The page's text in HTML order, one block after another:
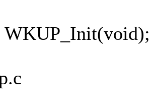
WKUP_Init(void);